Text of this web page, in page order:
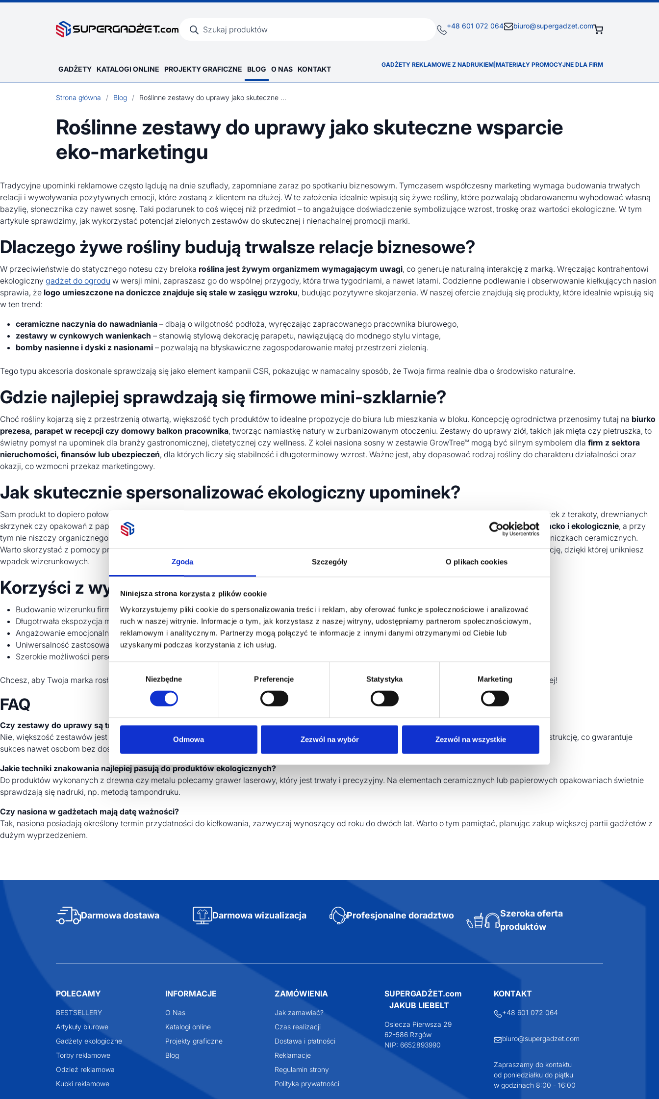
Zgoda Szczegóły O plikach cookies
Niniejsza strona korzysta z plików cookie
Wykorzystujemy pliki cookie do spersonalizowania treści i reklam, aby oferować funkcje społecznościowe i analizować
ruch w naszej witrynie. Informacje o tym, jak korzystasz z naszej witryny, udostępniamy partnerom społecznościowym,
reklamowym i analitycznym. Partnerzy mogą połączyć te informacje z innymi danymi otrzymanymi od Ciebie lub
uzyskanymi podczas korzystania z ich usług.
Niezbędne Preferencje Statystyka Marketing
Odmowa Zezwól na wybór Zezwól na wszystkie
produktów
+48 601 072 064 biuro@supergadzet.com
GADŻETY KATALOGI ONLINE PROJEKTY GRAFICZNE BLOG O NAS KONTAKT GADŻETY REKLAMOWE Z NADRUKIEM MATERIAŁY PROMOCYJNE DLA FIRM
Strona główna / Blog / Roślinne zestawy do uprawy jako skuteczne wsparcie eko-marketingu
Roślinne zestawy do uprawy jako skuteczne wsparcie
eko-marketingu
Tradycyjne upominki reklamowe często lądują na dnie szuflady, zapomniane zaraz po spotkaniu biznesowym. Tymczasem współczesny marketing wymaga budowania trwałych
relacji i wywoływania pozytywnych emocji, które zostaną z klientem na dłużej. W te założenia idealnie wpisują się żywe rośliny, które pozwalają obdarowanemu wyhodować własną
bazylię, słonecznika czy nawet sosnę. Taki podarunek to coś więcej niż przedmiot – to angażujące doświadczenie symbolizujące wzrost, troskę oraz wartości ekologiczne. W tym
artykule sprawdzimy, jak wykorzystać potencjał zielonych zestawów do skutecznej i nienachalnej promocji marki.
Dlaczego żywe rośliny budują trwalsze relacje biznesowe?
W przeciwieństwie do statycznego notesu czy breloka roślina jest żywym organizmem wymagającym uwagi, co generuje naturalną interakcję z marką. Wręczając kontrahentowi
ekologiczny gadżet do ogrodu w wersji mini, zapraszasz go do wspólnej przygody, która trwa tygodniami, a nawet latami. Codzienne podlewanie i obserwowanie kiełkujących nasion
sprawia, że logo umieszczone na doniczce znajduje się stale w zasięgu wzroku, budując pozytywne skojarzenia. W naszej ofercie znajdują się produkty, które idealnie wpisują się
w ten trend:
ceramiczne naczynia do nawadniania – dbają o wilgotność podłoża, wyręczając zapracowanego pracownika biurowego,
zestawy w cynkowych wanienkach – stanowią stylową dekorację parapetu, nawiązującą do modnego stylu vintage,
bomby nasienne i dyski z nasionami – pozwalają na błyskawiczne zagospodarowanie małej przestrzeni zielenią.
Tego typu akcesoria doskonale sprawdzają się jako element kampanii CSR, pokazując w namacalny sposób, że Twoja firma realnie dba o środowisko naturalne.
Gdzie najlepiej sprawdzają się firmowe mini-szklarnie?
Choć rośliny kojarzą się z przestrzenią otwartą, większość tych produktów to idealne propozycje do biura lub mieszkania w bloku. Koncepcję ogrodnictwa przenosimy tutaj na biurko
prezesa, parapet w recepcji czy domowy balkon pracownika, tworząc namiastkę natury w zurbanizowanym otoczeniu. Zestawy do uprawy ziół, takich jak mięta czy pietruszka, to
świetny pomysł na upominek dla branży gastronomicznej, dietetycznej czy wellness. Z kolei nasiona sosny w zestawie GrowTree™ mogą być silnym symbolem dla firm z sektora
nieruchomości, finansów lub ubezpieczeń, dla których liczy się stabilność i długoterminowy wzrost. Ważne jest, aby dopasować rodzaj rośliny do charakteru działalności oraz
okazji, co wzmocni przekaz marketingowy.
Jak skutecznie spersonalizować ekologiczny upominek?
Sam produkt to dopiero połowa sukcesu – druga to odpowiednie obrandowanie, które nie przytłoczy naturalnego uroku przedmiotu. W przypadku doniczek z terakoty, drewnianych
skrzynek czy opakowań z papieru kraftowego, najlepiej sprawdzają się techniki subtelne.
Grawer laserowy na drewnianym pojemniku wygląda elegancko i ekologicznie, a przy
tym nie niszczy organicznego charakteru materiału. Alternatywą są
lub bezpośrednio na doniczkach ceramicznych.
Warto skorzystać z pomocy profesjonalistów, którzy doradzą, jaka technika znakowania będzie najtrwalsza dla danej powierzchni i przygotują wizualizację, dzięki której unikniesz
wpadek wizerunkowych.
Korzyści z wyboru roślinnych gadżetów reklamowych
Budowanie wizerunku firmy odpowiedzialnej społecznie i dbającej o ekologię.
Długotrwała ekspozycja marki dzięki żywotności wręczonej rośliny.
Angażowanie emocjonalne klienta poprzez proces sadzenia i pielęgnacji.
Uniwersalność zastosowania zarówno w przestrzeni biurowej, jak i domowej.
Szerokie możliwości personalizacji na naturalnych materiałach takich jak drewno czy ceramika.
Chcesz, aby Twoja marka rosła w siłę razem z roślinami Twoich klientów? Sprawdź naszą ofertę i wybierz zielone upominki, które zostaną z nimi na dłużej!
FAQ
Czy zestawy do uprawy są trudne w obsłudze dla amatorów?
Nie, większość zestawów jest przygotowana tak, aby uprawa była prosta i intuicyjna. Zawierają one zazwyczaj odpowiednią ilość ziemi, nasiona oraz instrukcję, co gwarantuje
sukces nawet osobom bez doświadczenia.
Jakie techniki znakowania najlepiej pasują do produktów ekologicznych?
Do produktów wykonanych z drewna czy metalu polecamy grawer laserowy, który jest trwały i precyzyjny. Na elementach ceramicznych lub papierowych opakowaniach świetnie
sprawdzają się nadruki, np. metodą tampondruku.
Czy nasiona w gadżetach mają datę ważności?
Tak, nasiona posiadają określony termin przydatności do kiełkowania, zazwyczaj wynoszący od roku do dwóch lat. Warto o tym pamiętać, planując zakup większej partii gadżetów z
dużym wyprzedzeniem.
Darmowa dostawa Darmowa wizualizacja Profesjonalne doradztwo
Szeroka oferta
produktów
POLECAMY
BESTSELLERY
Artykuły biurowe
Gadżety ekologiczne
Torby reklamowe
Odzież reklamowa
Kubki reklamowe
INFORMACJE
O Nas
Katalogi online
Projekty graficzne
Blog
ZAMÓWIENIA
Jak zamawiać?
Czas realizacji
Dostawa i płatności
Reklamacje
Regulamin strony
Polityka prywatności
SUPERGADŻET.com
JAKUB LIEBELT
Osiecza Pierwsza 29
62-586 Rzgów
NIP: 6652893990
KONTAKT
+48 601 072 064
biuro@supergadzet.com
Zapraszamy do kontaktu
od poniedziałku do piątku
w godzinach 8:00 - 16:00